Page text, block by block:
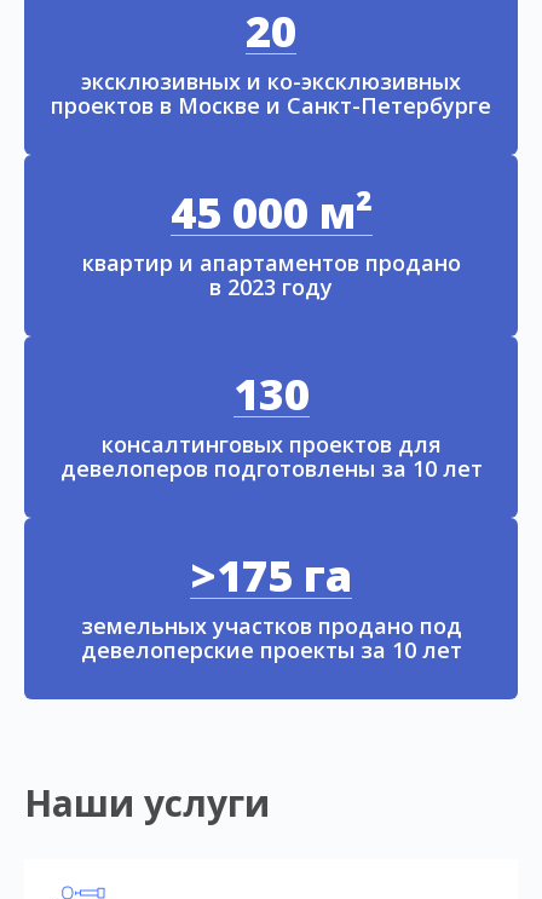
20
эксклюзивных и ко-эксклюзивных
проектов в Москве и Санкт-Петербурге
45 000 м²
квартир и апартаментов продано
в 2023 году
130
консалтинговых проектов для
девелоперов подготовлены за 10 лет
>175 га
земельных участков продано под
девелоперские проекты за 10 лет
Наши услуги